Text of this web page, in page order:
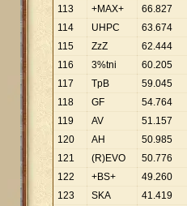
113
+MAX+ 66.827
114
UHPC 63.674
115
ZzZ 62.444
116
3%tni 60.205
117
TpB 59.045
118
GF 54.764
119
AV 51.157
120
AH 50.985
121
(R)EVO 50.776
122
+BS+ 49.260
123
SKA 41.419